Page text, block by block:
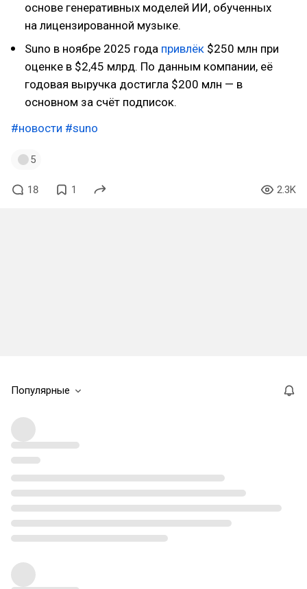
основе генеративных моделей ИИ, обученных
на лицензированной музыке.
Suno в ноябре 2025 года привлёк $250 млн при
оценке в $2,45 млрд. По данным компании, её
годовая выручка достигла $200 млн — в
основном за счёт подписок.
#новости #suno
5
18 1 2.3K
Популярные